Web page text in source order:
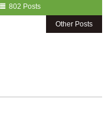
802 Posts
Other Posts